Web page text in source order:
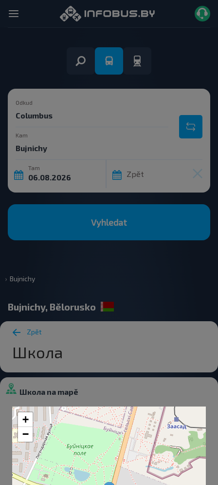
Odkud
Kam
Tam
Zpět
Vyhledat
Bujnichy
Bujnichy, Bělorusko
Zpět
Школа
Школа na mapě
+
−